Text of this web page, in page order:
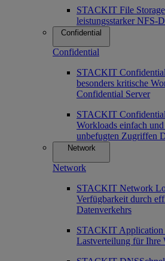
STACKIT File Storage
leistungsstarker NFS-
Confidential
Confidential
STACKIT
besonders kritische
Confidential Server
STACKIT
Workloads einfach
unbefugten Zugriffen
Network
Network
STACKIT Network
Verfügbarkeit durch
Datenverkehrs
STACKIT Application
Lastverteilung für Ihre